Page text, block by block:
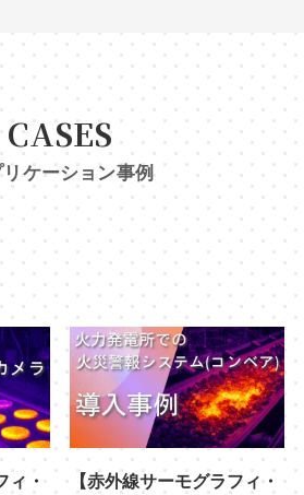
CASES
ケーション事例
ィ・
【赤外線サーモグラフィ・